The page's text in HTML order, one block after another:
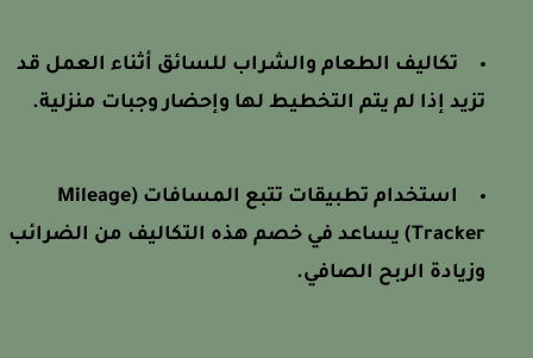
تكاليف الطعام والشراب للسائق أثناء العمل قد
تزيد إذا لم يتم التخطيط لها وإحضار وجبات منزلية.
استخدام تطبيقات تتبع المسافات (Mileage
Tracker) يساعد في خصم هذه التكاليف من الضرائب
وزيادة الربح الصافي.